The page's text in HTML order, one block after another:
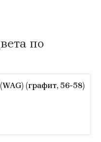
по
(графит, 56-58)